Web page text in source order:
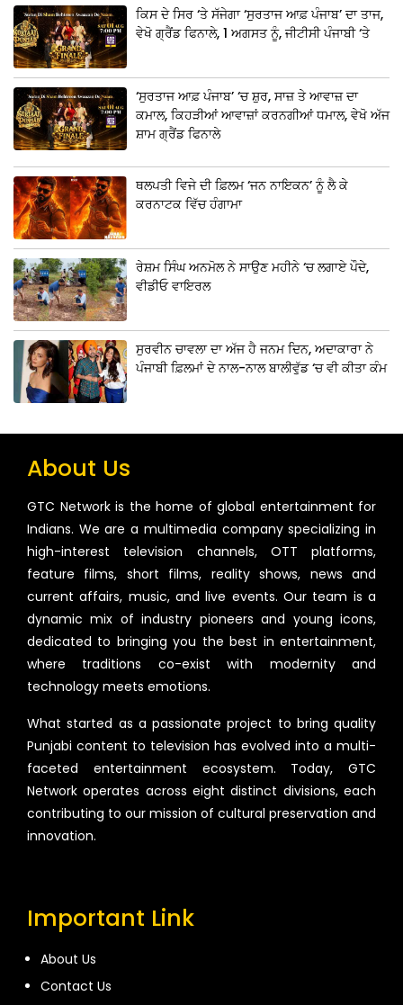
ਕਿਸ ਦੇ ਸਿਰ ‘ਤੇ ਸੱਜੇਗਾ ‘ਸੁਰਤਾਜ ਆਫ਼ ਪੰਜਾਬ’ ਦਾ ਤਾਜ,
ਵੇਖੋ ਗ੍ਰੈਂਡ ਫਿਨਾਲੇ, 1 ਅਗਸਤ ਨੂੰ, ਜੀਟੀਸੀ ਪੰਜਾਬੀ ‘ਤੇ
‘ਸੁਰਤਾਜ ਆਫ਼ ਪੰਜਾਬ’ ‘ਚ ਸ਼ੁਰ, ਸਾਜ਼ ਤੇ ਆਵਾਜ਼ ਦਾ
ਕਮਾਲ, ਕਿਹੜੀਆਂ ਆਵਾਜ਼ਾਂ ਕਰਨਗੀਆਂ ਧਮਾਲ, ਵੇਖੋ ਅੱਜ
ਸ਼ਾਮ ਗ੍ਰੈਂਡ ਫਿਨਾਲੇ
ਥਲਪਤੀ ਵਿਜੇ ਦੀ ਫ਼ਿਲਮ ‘ਜਨ ਨਾਇਕਨ’ ਨੂੰ ਲੈ ਕੇ
ਕਰਨਾਟਕ ਵਿੱਚ ਹੰਗਾਮਾ
ਰੇਸ਼ਮ ਸਿੰਘ ਅਨਮੋਲ ਨੇ ਸਾਉਣ ਮਹੀਨੇ ‘ਚ ਲਗਾਏ ਪੌਦੇ,
ਵੀਡੀਓ ਵਾਇਰਲ
ਸੁਰਵੀਨ ਚਾਵਲਾ ਦਾ ਅੱਜ ਹੈ ਜਨਮ ਦਿਨ, ਅਦਾਕਾਰਾ ਨੇ
ਪੰਜਾਬੀ ਫ਼ਿਲਮਾਂ ਦੇ ਨਾਲ-ਨਾਲ ਬਾਲੀਵੁੱਡ ‘ਚ ਵੀ ਕੀਤਾ ਕੰਮ
About Us
GTC Network is the home of global entertainment for
Indians. We are a multimedia company specializing in
high-interest television channels, OTT platforms,
feature films, short films, reality shows, news and
current affairs, music, and live events. Our team is a
dynamic mix of industry pioneers and young icons,
dedicated to bringing you the best in entertainment,
where traditions co-exist with modernity and
technology meets emotions.
What started as a passionate project to bring quality
Punjabi content to television has evolved into a multi-
faceted entertainment ecosystem. Today, GTC
Network operates across eight distinct divisions, each
contributing to our mission of cultural preservation and
innovation.
Important Link
About Us
Contact Us